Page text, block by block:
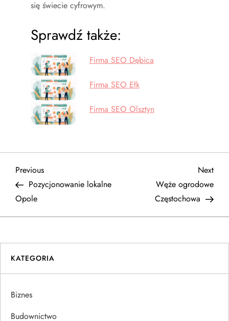
się świecie cyfrowym.
Sprawdź także:
Firma SEO Dębica
Firma SEO Ełk
Firma SEO Olsztyn
N
a
w
i
g
a
Previous
Post
Previous
Pozycjonowanie lokalne
Opole
Next
Post
Next
Węże ogrodowe
Częstochowa
KATEGORIA
Biznes
Budownictwo